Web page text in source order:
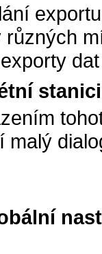
různých
malý